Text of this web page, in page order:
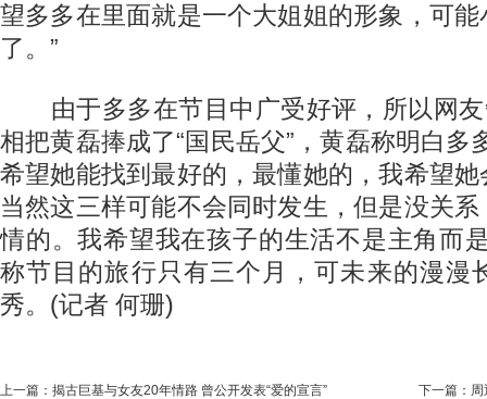
望多多在里面就是一个大姐姐的形象，可
了。”
由于多多在节目中广受好评，所以网友
相把黄磊捧成了“国民岳父”，黄磊称明白多
希望她能找到最好的，最懂她的，我希望
当然这三样可能不会同时发生，但是没关
情的。我希望我在孩子的生活不是主角而
称节目的旅行只有三个月，可未来的漫漫
秀。 (记者 何珊)
上一篇： 揭古巨基与女友20年情路 曾公开发表“爱的宣言” 下一篇：